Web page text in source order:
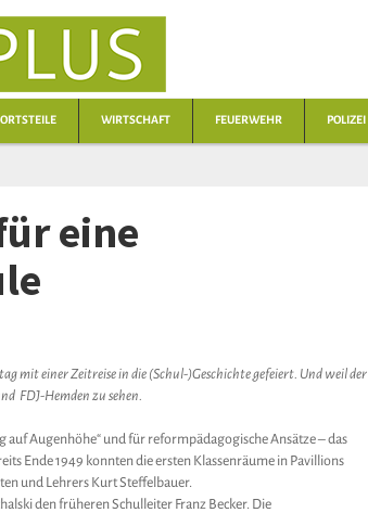
ORTSTEILE WIRTSCHAFT FEUERWEHR POLIZEI
eine
mit einer Zeitreise in die (Schul-)Geschichte gefeiert. Und weil der
FDJ-Hemden zu sehen.
auf Augenhöhe“ und für reformpädagogische Ansätze – das
Ende 1949 konnten die ersten Klassenräume in Pavillions
und Lehrers Kurt Steffelbauer.
den früheren Schulleiter Franz Becker. Die